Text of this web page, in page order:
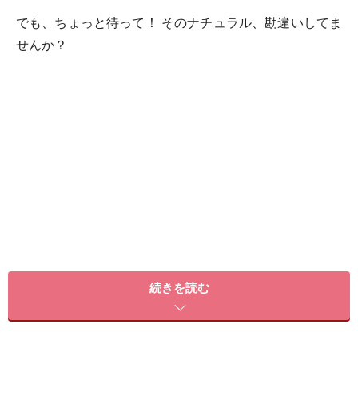
でも、ちょっと待って！ そのナチュラル、勘違いしてま
せんか？
続きを読む